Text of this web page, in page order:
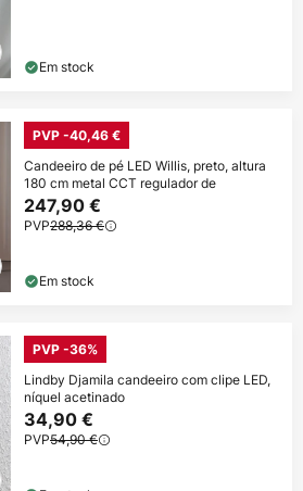
Em stock
PVP -40,46 €
Candeeiro de pé LED Willis, preto, altura
180 cm metal CCT regulador de
247,90 €
PVP288,36 €
Em stock
PVP -36%
Lindby Djamila candeeiro com clipe LED,
níquel acetinado
34,90 €
PVP54,90 €